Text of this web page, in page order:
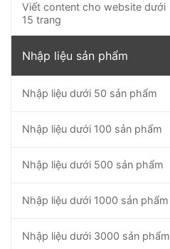
Viết content cho website dưới
15 trang
Nhập liệu sản phẩm
Nhập liệu dưới 50 sản phẩm
Nhập liệu dưới 100 sản phẩm
Nhập liệu dưới 500 sản phẩm
Nhập liệu dưới 1000 sản phẩm
Nhập liệu dưới 3000 sản phẩm